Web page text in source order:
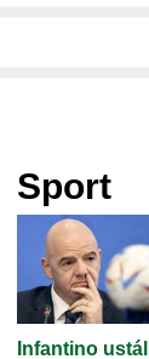
Sport
Infantino ustál